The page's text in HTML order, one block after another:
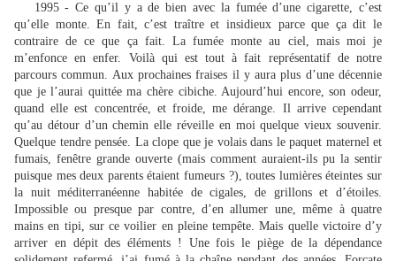
1995 - Ce qu’il y a de bien avec la fumée d’une cigarette, c’est
qu’elle monte. En fait, c’est traître et insidieux parce que ça dit le
contraire de ce que ça fait. La fumée monte au ciel, mais moi je
m’enfonce en enfer. Voilà qui est tout à fait représentatif de notre
parcours commun. Aux prochaines fraises il y aura plus d’une décennie
que je l’aurai quittée ma chère cibiche. Aujourd’hui encore, son odeur,
quand elle est concentrée, et froide, me dérange. Il arrive cependant
qu’au détour d’un chemin elle réveille en moi quelque vieux souvenir.
Quelque tendre pensée. La clope que je volais dans le paquet maternel et
fumais, fenêtre grande ouverte (mais comment auraient-ils pu la sentir
puisque mes deux parents étaient fumeurs ?), toutes lumières éteintes sur
la nuit méditerranéenne habitée de cigales, de grillons et d’étoiles.
Impossible ou presque par contre, d’en allumer une, même à quatre
mains en tipi, sur ce voilier en pleine tempête. Mais quelle victoire d’y
arriver en dépit des éléments ! Une fois le piège de la dépendance